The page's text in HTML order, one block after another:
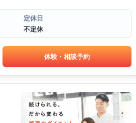
定休日
不定休
体験・相談予約